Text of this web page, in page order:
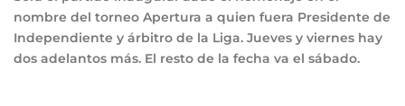
nombre del torneo Apertura a quien fuera Presidente de
Independiente y árbitro de la Liga. Jueves y viernes hay
dos adelantos más. El resto de la fecha va el sábado.